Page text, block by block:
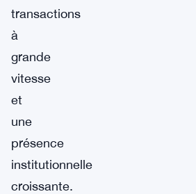
transactions
à
grande
vitesse
et
une
présence
institutionnelle
croissante.